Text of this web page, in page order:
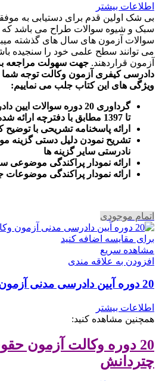
اطلاعات بیشتر
بی شک اولین قدم برای دستیابی به
سبک و شیوه سوالات طراح می باشد که
سوالات آزمون های سال های گذشته
می توانند سطح علمی خود را سنجیده
آزمون قراردهند.
دادرسی کیفری آزمون وکالت توجه شما
ویژگی های این کتاب جلب می نماییم:
تا 1397 مطابق با دفترچه ارائه شده از سوی سازمان سنجش
ارائه پاسخنامه تشریحی با
تشریح نمودن دلیل دستی گزینه
نادرستی سایر گزینه ها
ارائه نمودار پراکندگی موضوعی
رائه نمودار پراکندگی موضوعات
اتمام موجودی
برای مقایسه اضافه کنید
مشاهده سریع
افزودن به علاقه مندی
20 دوره آیین دادرسی مدنی آزمون وکالت – چتردانش
اطلاعات بیشتر
همچنین مشاهده کنید:
20 دوره وکالت آزمون
چتردانش